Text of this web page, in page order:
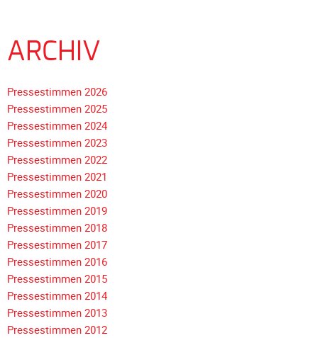
Galerie
2006
2005
Galerie
2004
Videos
Auszeichnung
ARCHIV
Pressestimmen 2026
Pressestimmen 2025
Pressestimmen 2024
Pressestimmen 2023
Pressestimmen 2022
Pressestimmen 2021
Pressestimmen 2020
Pressestimmen 2019
Pressestimmen 2018
Navigation
überspringen
Pressestimmen 2017
Pressestimmen 2016
Pressestimmen 2015
Pressestimmen 2014
Pressestimmen 2013
Pressestimmen 2012